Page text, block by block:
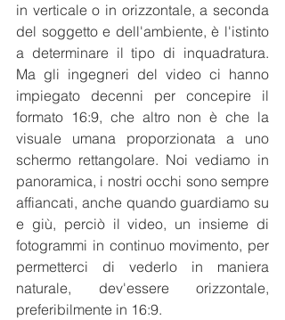
in verticale o in orizzontale, a seconda
del soggetto e dell'ambiente, è l'istinto
a determinare il tipo di inquadratura.
Ma gli ingegneri del video ci hanno
impiegato decenni per concepire il
formato 16:9, che altro non è che la
visuale umana proporzionata a uno
schermo rettangolare. Noi vediamo in
panoramica, i nostri occhi sono sempre
affiancati, anche quando guardiamo su
e giù, perciò il video, un insieme di
fotogrammi in continuo movimento, per
permetterci di vederlo in maniera
naturale, dev'essere orizzontale,
preferibilmente in 16:9.